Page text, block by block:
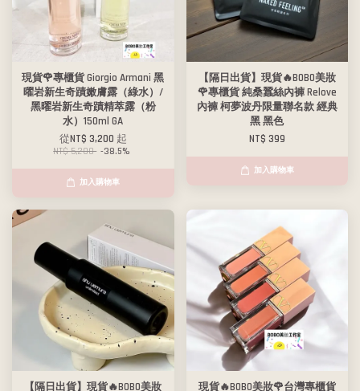
現貨🌹專櫃貨 Giorgio Armani 黑
曜岩新生奇蹟嫩膚露（綠水）/
黑曜岩新生奇蹟精萃露（粉
水）150ml GA
從NT$ 3,200 起
NT$ 5,200 -38.5%
加入購物車
【隔日出貨】現貨🔥BOBO美妝
🌹專櫃貨 純桑蠶絲內褲 Relove
內褲 柯夢波丹限量聯名款 經典
黑 黑色
NT$ 399
加入購物車
【隔日出貨】現貨🔥BOBO美妝
現貨🔥BOBO美妝🌹台灣專櫃貨